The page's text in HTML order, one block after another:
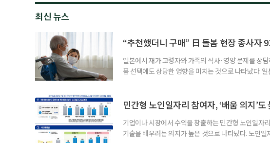
최신 뉴스
“추천했더니 구매” 日 돌봄 현장 종사자
일본에서 재가 고령자와 가족의 식사·영양 문제를 상
품 선택에도 상당한 영향을 미치는 것으로 나타났다.
이 91.5%에 달했다는 조사 결과가 나왔다. 일본 헬스
민간형 노인일자리 참여자, ‘배움 의지’도
기업이나 시장에서 수익을 창출하는 민간형 노인일자
기술을 배우려는 의지가 높은 것으로 나타났다. 노인